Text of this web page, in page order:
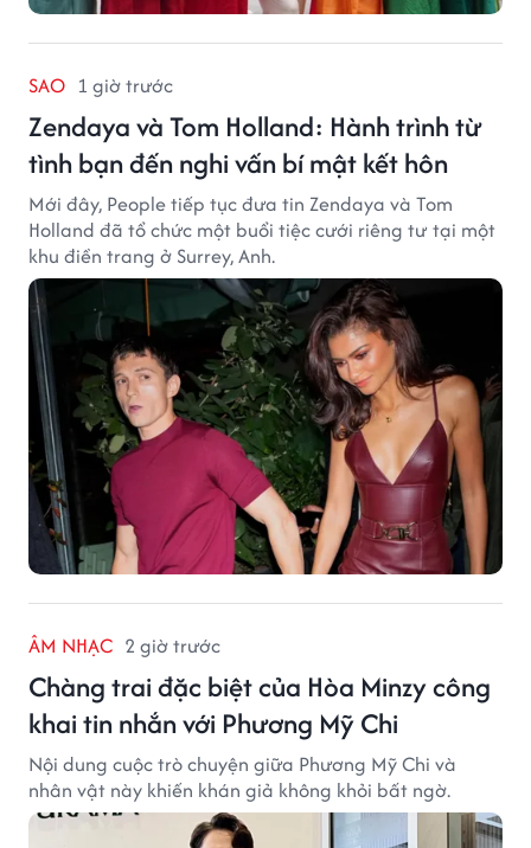
SAO 1 giờ trước
Zendaya và Tom Holland: Hành trình từ
tình bạn đến nghi vấn bí mật kết hôn
Mới đây, People tiếp tục đưa tin Zendaya và Tom
Holland đã tổ chức một buổi tiệc cưới riêng tư tại một
khu điền trang ở Surrey, Anh.
ÂM NHẠC 2 giờ trước
Chàng trai đặc biệt của Hòa Minzy công
khai tin nhắn với Phương Mỹ Chi
Nội dung cuộc trò chuyện giữa Phương Mỹ Chi và
nhân vật này khiến khán giả không khỏi bất ngờ.